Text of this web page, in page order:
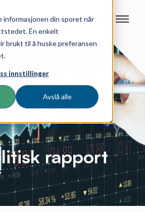
informasjonen din sporet når
Én enkelt
brukt til å huske preferansen
innstillinger
Avslå alle
rapport